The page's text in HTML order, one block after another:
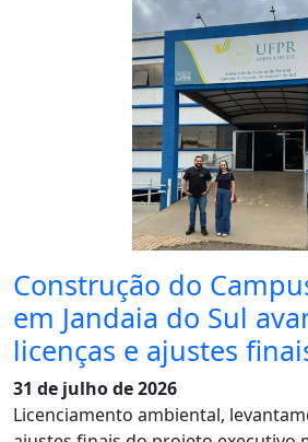
Construção do
em Jandaia do Sul
licenças e ajustes
31 de julho de 2026
Licenciamento ambiental,